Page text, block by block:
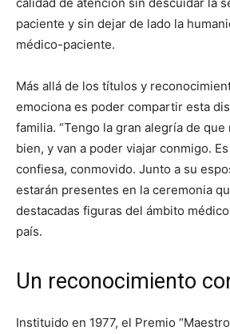
paciente y sin dejar de lado la
médico-paciente.
Más allá de los títulos y
emociona es poder compartir esta
familia. “Tengo la gran alegría de
bien, y van a poder viajar conmigo.
confiesa, conmovido. Junto a su
estarán presentes en la ceremonia
destacadas figuras del ámbito
país.
Un reconocimiento
Instituido en 1977, el Premio